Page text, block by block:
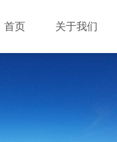
首页 关于我们